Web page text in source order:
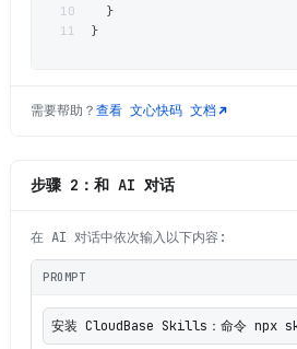
10
}
11
}
需要帮助？查看 文心快码 文档
步骤 2：和 AI 对话
在 AI 对话中依次输入以下内容:
PROMPT
安装 CloudBase Skills：命令